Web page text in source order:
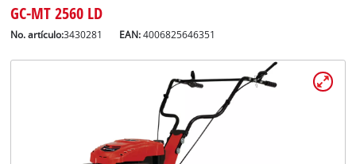
GC-MT 2560 LD
No. artículo:3430281 EAN:4006825646351